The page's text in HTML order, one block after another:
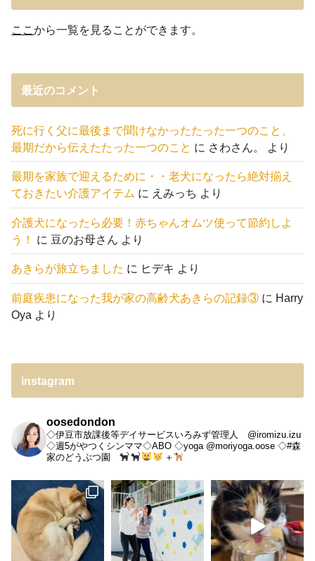
ここから一覧を見ることができます。
最近のコメント
死に行く父に最後まで聞けなかったたった一つのこと、
最期だから伝えたたった一つのこと に さわさん。 より
最期を家族で迎えるために・・老犬になったら絶対揃え
ておきたい介護アイテム に えみっち より
介護犬になったら必要！赤ちゃんオムツ使って節約しよ
う！
に 豆のお母さん より
あきらが旅立ちました に ヒデキ より
前庭疾患になった我が家の高齢犬あきらの記録③ に Harry
Oya より
instagram
oosedondon
◇伊豆市放課後等デイサービスいろみず管理人 @iromizu.izu
◇週5がやつくシンママ◇ABO ◇yoga @moriyoga.oose ◇#森
家のどうぶつ園
＋